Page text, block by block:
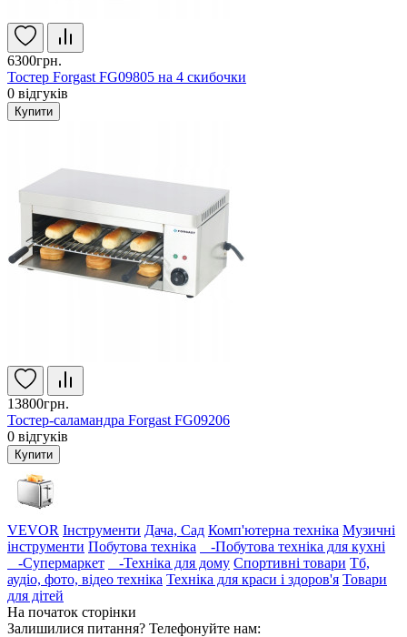
6300грн.
Тостер Forgast FG09805 на 4 скибочки
0 відгуків
Купити
13800грн.
Тостер-саламандра Forgast FG09206
0 відгуків
Купити
VEVOR Інструменти Дача, Сад Комп'ютерна техніка Музичні
інструменти Побутова техніка
-Побутова техніка для кухні
-Супермаркет
-Техніка для дому Спортивні товари Тб,
аудіо, фото, відео техніка Техніка для краси і здоров'я Товари
для дітей
На початок сторінки
Залишилися питання? Телефонуйте нам: